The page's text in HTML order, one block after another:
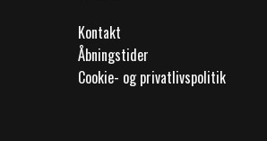
Kontakt
Åbningstider
Cookie- og privatlivspolitik